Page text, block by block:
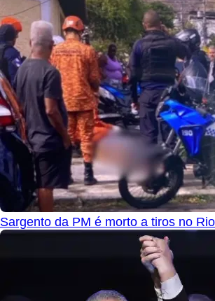
Sargento da PM é morto a tiros no